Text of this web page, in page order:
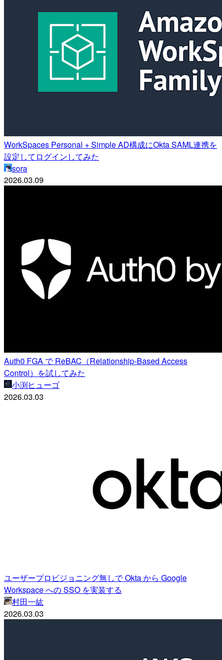
WorkSpaces Personal + Simple AD構成にOkta SAML連携を
設定してログインしてみた
sora
2026.03.09
Auth0 FGA で ReBAC（Relationship-Based Access
Control）を試してみた
小渕ヒューゴ
2026.03.03
ユーザープロビジョニング無しで Okta から Google
Workspace への SSO を実装する
村田一紘
2026.03.03